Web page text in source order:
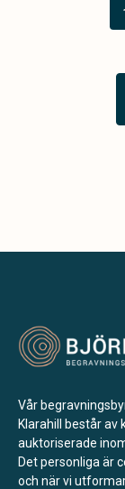
Vår
Klarahill består
auktoriserade
Det personliga är
och när vi